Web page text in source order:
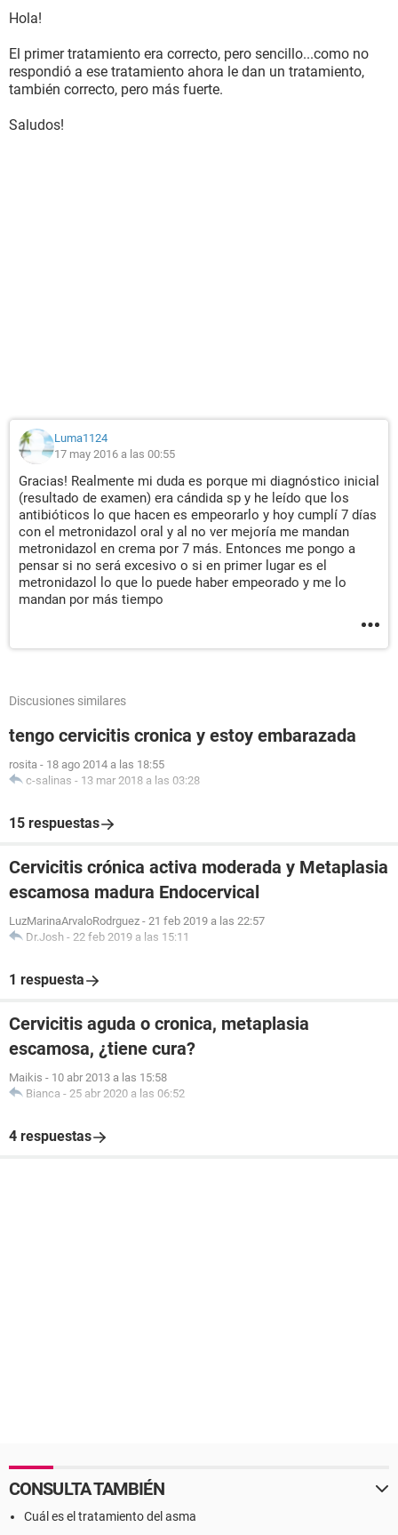
Hola!
El primer tratamiento era correcto, pero sencillo...como no
respondió a ese tratamiento ahora le dan un tratamiento,
también correcto, pero más fuerte.
Saludos!
Luma1124
17 may 2016 a las 00:55
Gracias! Realmente mi duda es porque mi diagnóstico inicial
(resultado de examen) era cándida sp y he leído que los
antibióticos lo que hacen es empeorarlo y hoy cumplí 7 días
con el metronidazol oral y al no ver mejoría me mandan
metronidazol en crema por 7 más. Entonces me pongo a
pensar si no será excesivo o si en primer lugar es el
metronidazol lo que lo puede haber empeorado y me lo
mandan por más tiempo
Discusiones similares
tengo cervicitis cronica y estoy embarazada
rosita - 18 ago 2014 a las 18:55
c-salinas - 13 mar 2018 a las 03:28
15 respuestas
Cervicitis crónica activa moderada y Metaplasia
escamosa madura Endocervical
LuzMarinaArvaloRodrguez - 21 feb 2019 a las 22:57
Dr.Josh - 22 feb 2019 a las 15:11
1 respuesta
Cervicitis aguda o cronica, metaplasia
escamosa, ¿tiene cura?
Maikis - 10 abr 2013 a las 15:58
Bianca - 25 abr 2020 a las 06:52
4 respuestas
CONSULTA TAMBIÉN
Cuál es el tratamiento del asma